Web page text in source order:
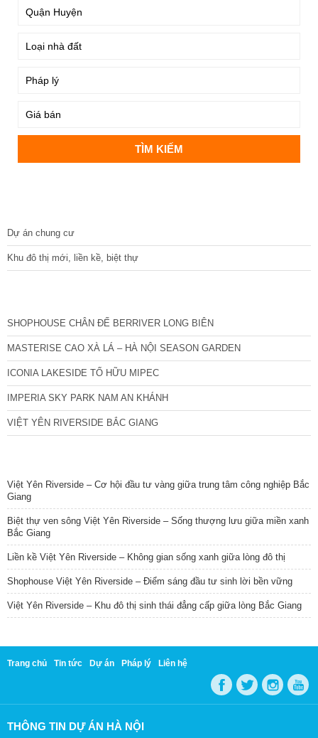
Dự án chung cư
Khu đô thị mới, liền kề, biệt thự
SHOPHOUSE CHÂN ĐẾ BERRIVER LONG BIÊN
MASTERISE CAO XÀ LÁ – HÀ NỘI SEASON GARDEN
ICONIA LAKESIDE TỐ HỮU MIPEC
IMPERIA SKY PARK NAM AN KHÁNH
VIỆT YÊN RIVERSIDE BẮC GIANG
Việt Yên Riverside – Cơ hội đầu tư vàng giữa trung tâm công nghiệp Bắc
Giang
Biệt thự ven sông Việt Yên Riverside – Sống thượng lưu giữa miền xanh
Bắc Giang
Liền kề Việt Yên Riverside – Không gian sống xanh giữa lòng đô thị
Shophouse Việt Yên Riverside – Điểm sáng đầu tư sinh lời bền vững
Việt Yên Riverside – Khu đô thị sinh thái đẳng cấp giữa lòng Bắc Giang
Trang chủ Tin tức Dự án Pháp lý Liên hệ
THÔNG TIN DỰ ÁN HÀ NỘI